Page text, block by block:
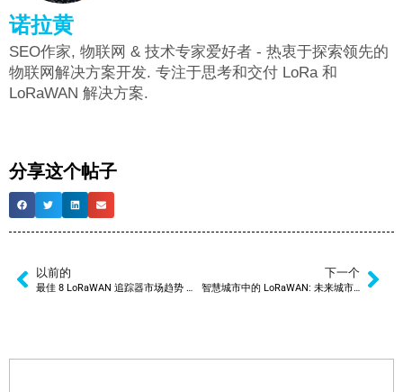
诺拉黄
SEO作家, 物联网 & 技术专家爱好者 - 热衷于探索领先的
物联网解决方案开发. 专注于思考和交付 LoRa 和
LoRaWAN 解决方案.
分享这个帖子
以前的
最佳 8 LoRaWAN 追踪器市场趋势 [已更新 2024]
下一个
智慧城市中的 LoRaWAN: 未来城市将如何运作